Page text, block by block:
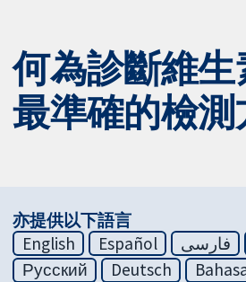
何為診斷維生
最準確的檢測
亦提供以下語言
English
Español فارسی
Русский
Deutsch